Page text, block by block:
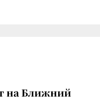
на Ближний